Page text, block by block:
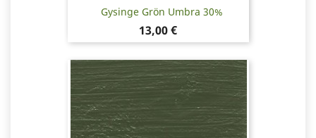
Gysinge Grön Umbra 30%
Pris
13,00 €